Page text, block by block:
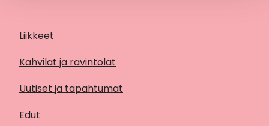
Liikkeet
Kahvilat ja ravintolat
Uutiset ja tapahtumat
Edut